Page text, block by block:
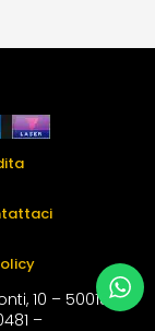
10 – 50018
–